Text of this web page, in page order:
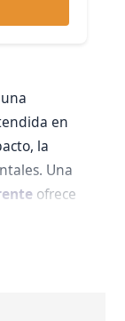
en
la
Una
ofrece
sin el
que